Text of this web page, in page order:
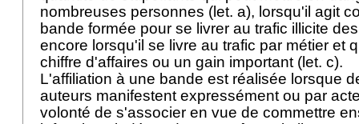
nombreuses personnes (let. a), lorsqu'il agit
bande formée pour se livrer au trafic illicite
encore lorsqu'il se livre au trafic par métier et
chiffre d'affaires ou un gain important (let. c).
L'affiliation à une bande est réalisée lorsque
auteurs manifestent expressément ou par
volonté de s'associer en vue de commettre